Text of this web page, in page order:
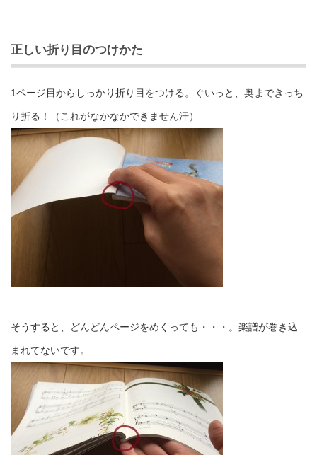
正しい折り目のつけかた
1ページ目からしっかり折り目をつける。ぐいっと、奥まできっち
り折る！（これがなかなかできません汗）
そうすると、どんどんページをめくっても・・・。楽譜が巻き込
まれてないです。